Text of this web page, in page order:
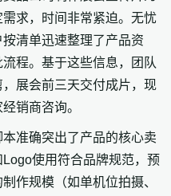
求，时间非常紧迫。无忧
清单迅速整理了产品资
程。基于这些信息，团队
展会前三天交付成片，现
销商咨询。
准确突出了产品的核心卖
使用符合品牌规范，预
作规模（如单机位拍摄、